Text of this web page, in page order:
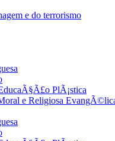
e do terrorismo
PlÃ¡stica
e Religiosa